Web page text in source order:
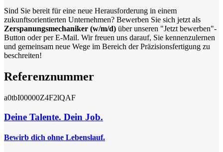
Sind Sie bereit für eine neue Herausforderung in einem
zukunftsorientierten Unternehmen? Bewerben Sie sich jetzt als
Zerspanungsmechaniker (w/m/d) über unseren "Jetzt bewerben"-
Button oder per E-Mail. Wir freuen uns darauf, Sie kennenzulernen
und gemeinsam neue Wege im Bereich der Präzisionsfertigung zu
beschreiten!
Referenznummer
a0tbI00000Z4F2lQAF
Deine Talente. Dein Job.
Bewirb dich ohne Lebenslauf.